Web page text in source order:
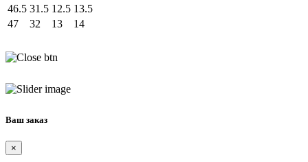
46.5 31.5 12.5 13.5
47
32 13 14
Ваш заказ
×